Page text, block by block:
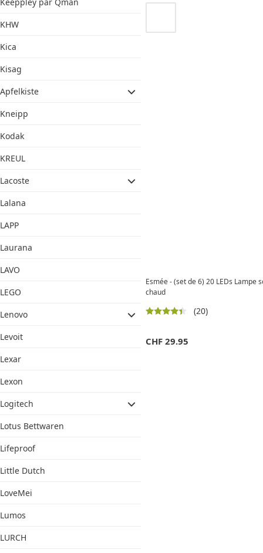
KHW
Kica
Kisag
Apfelkiste
Kneipp
Kodak
KREUL
Lacoste
Lalana
LAPP
Laurana
LAVO
LEGO
Lenovo
Levoit
Lexar
Lexon
Logitech
Lotus Bettwaren
Lifeproof
Little Dutch
LoveMei
Lumos
LURCH
Esmée - (set de 6) 20 LEDs Lampe
chaud
(20)
CHF 29.95